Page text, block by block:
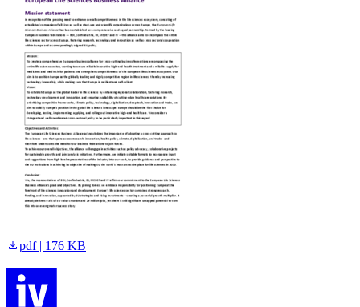
pdf | 176 KB